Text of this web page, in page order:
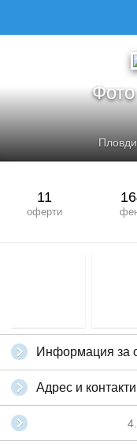
11
оферти
Информация за
Адрес и контакти